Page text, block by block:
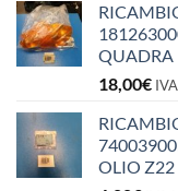
QUADRA
18,00€
OLIO